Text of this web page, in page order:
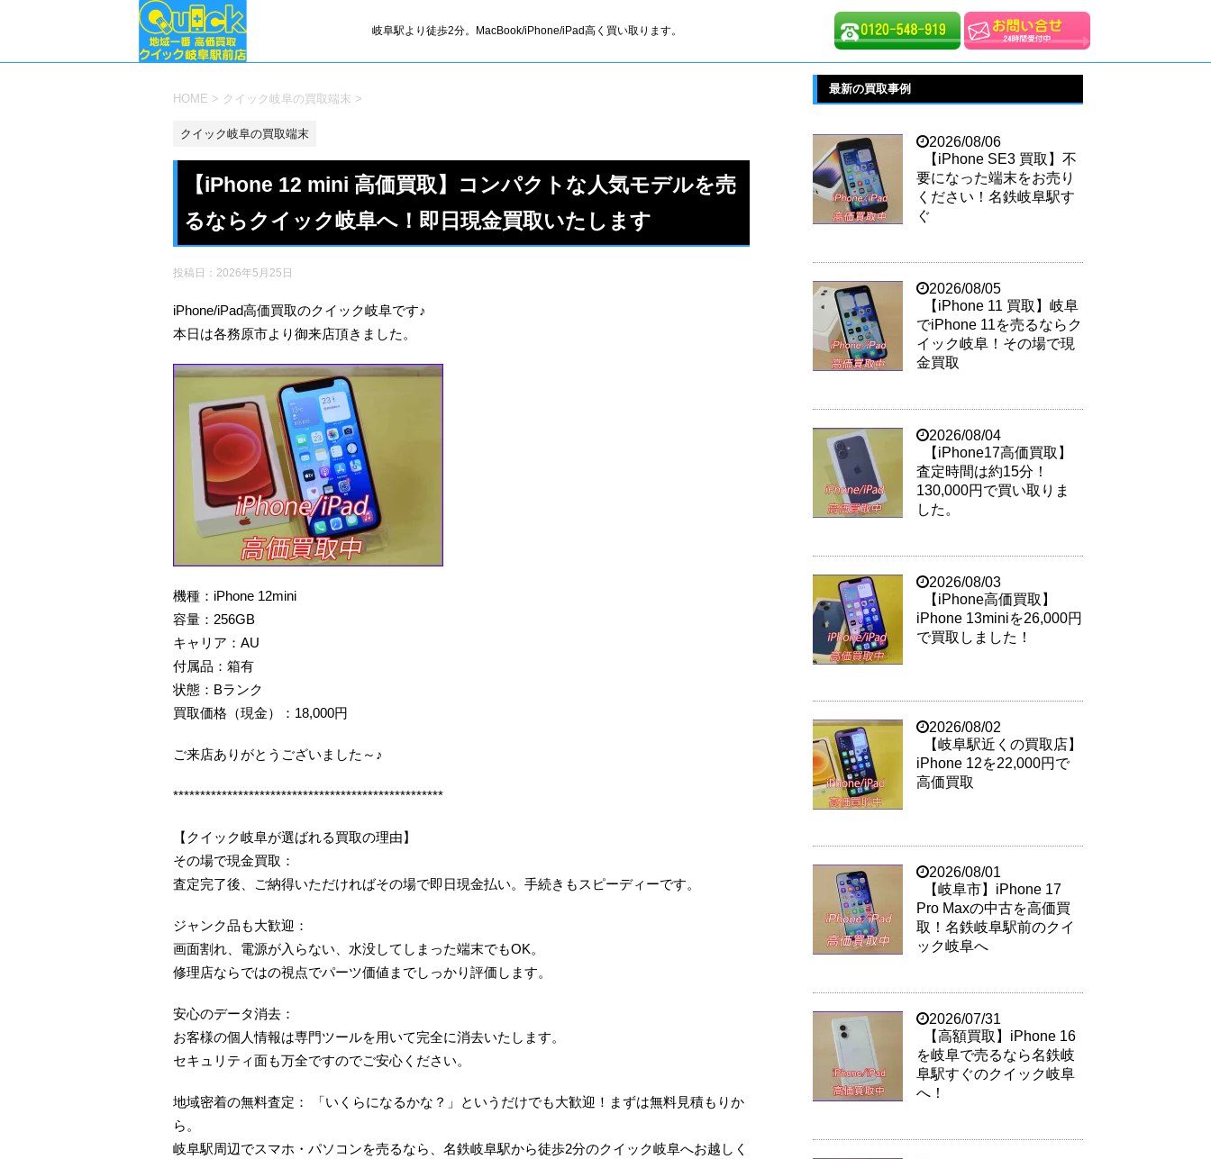
岐阜駅より徒歩2分。MacBook/iPhone/iPad高く買い取ります。
HOME > クイック岐阜の買取端末 >
クイック岐阜の買取端末
【iPhone 12 mini 高価買取】コンパクトな人気モデルを売
るならクイック岐阜へ！即日現金買取いたします
投稿日： 2026年5月25日
iPhone/iPad高価買取のクイック岐阜です♪
本日は各務原市より御来店頂きました。
機種：iPhone 12mini
容量：256GB
キャリア：AU
付属品：箱有
状態：Bランク
買取価格（現金）：18,000円
ご来店ありがとうございました～♪
**************************************************
【クイック岐阜が選ばれる買取の理由】
その場で現金買取：
査定完了後、ご納得いただければその場で即日現金払い。手続きもスピーディーです。
ジャンク品も大歓迎：
画面割れ、電源が入らない、水没してしまった端末でもOK。
修理店ならではの視点でパーツ価値までしっかり評価します。
安心のデータ消去：
お客様の個人情報は専門ツールを用いて完全に消去いたします。
セキュリティ面も万全ですのでご安心ください。
地域密着の無料査定： 「いくらになるかな？」というだけでも大歓迎！まずは無料見積もりか
ら。
岐阜駅周辺でスマホ・パソコンを売るなら、名鉄岐阜駅から徒歩2分のクイック岐阜へお越しく
最新の買取事例
2026/08/06
【iPhone SE3 買取】不
要になった端末をお売り
ください！名鉄岐阜駅す
ぐ
2026/08/05
【iPhone 11 買取】岐阜
でiPhone 11を売るならク
イック岐阜！その場で現
金買取
2026/08/04
【iPhone17高価買取】
査定時間は約15分！
130,000円で買い取りま
した。
2026/08/03
【iPhone高価買取】
iPhone 13miniを26,000円
で買取しました！
2026/08/02
【岐阜駅近くの買取店】
iPhone 12を22,000円で
高価買取
2026/08/01
【岐阜市】iPhone 17
Pro Maxの中古を高価買
取！名鉄岐阜駅前のクイ
ック岐阜へ
2026/07/31
【高額買取】iPhone 16
を岐阜で売るなら名鉄岐
阜駅すぐのクイック岐阜
へ！